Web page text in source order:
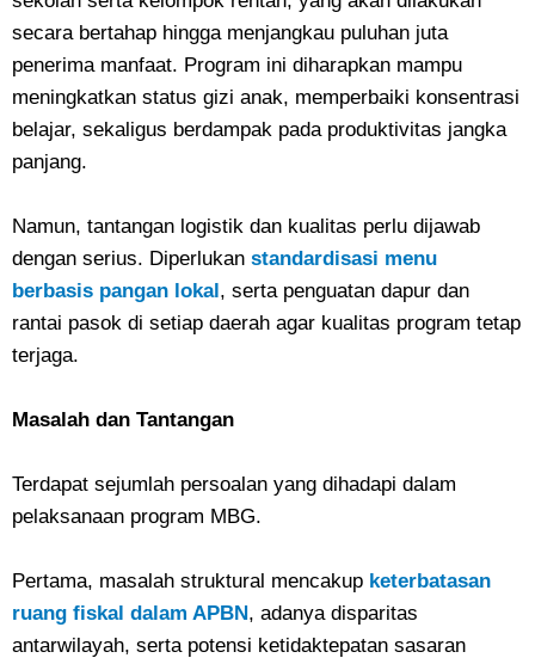
secara bertahap hingga menjangkau puluhan juta
penerima manfaat. Program ini diharapkan mampu
meningkatkan status gizi anak, memperbaiki konsentrasi
belajar, sekaligus berdampak pada produktivitas jangka
panjang.
Namun, tantangan logistik dan kualitas perlu dijawab
dengan serius. Diperlukan standardisasi menu
berbasis pangan lokal, serta penguatan dapur dan
rantai pasok di setiap daerah agar kualitas program tetap
terjaga.
Masalah dan Tantangan
Terdapat sejumlah persoalan yang dihadapi dalam
pelaksanaan program MBG.
Pertama, masalah struktural mencakup keterbatasan
ruang fiskal dalam APBN, adanya disparitas
antarwilayah, serta potensi ketidaktepatan sasaran